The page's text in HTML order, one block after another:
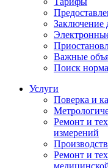
Заключение
Важные
Поиск
Услуги
Поверка и
Ремонт и
измерений
Ремонт и